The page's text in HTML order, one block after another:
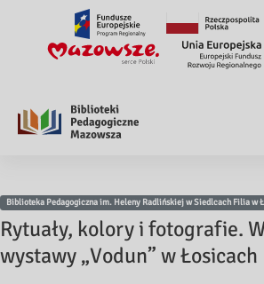
Biblioteka Pedagogiczna im. Heleny Radlińskiej w Siedlcach Filia w
Rytuały, kolory i fotografie.
wystawy „Vodun” w Łosicach